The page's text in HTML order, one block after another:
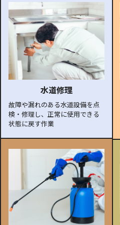
水道修理
故障や漏れのある水道設備を点
検・修理し、正常に使用できる
状態に戻す作業